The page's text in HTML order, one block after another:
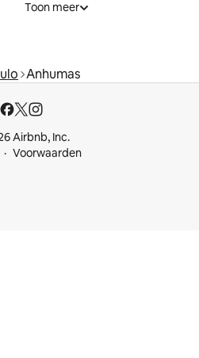
Toon meer
Anhumas
Airbnb, Inc.
Voorwaarden